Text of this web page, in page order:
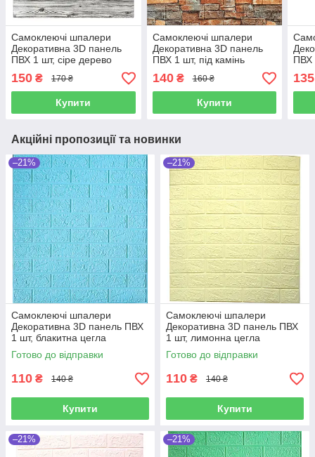
Самоклеючі шпалери
Декоративна 3D панель
ПВХ 1 шт, сіре дерево
(зебра)
150 ₴ 170 ₴
Купити
Самоклеючі шпалери
Декоративна 3D панель
ПВХ 1 шт, під камінь
Червоний піщаник
140₴ 160 ₴
Купити
ПВХ
135
Акційні пропозиції та новинки
–21%
Самоклеючі шпалери
Декоративна 3D панель ПВХ
1 шт, блакитна цегла
700х770х4мм
Готово до відправки
110 ₴ 140 ₴
Купити
–21%
Самоклеючі шпалери
Декоративна 3D панель ПВХ
1 шт, лимонна цегла
700х770х4мм
Готово до відправки
110 ₴ 140 ₴
Купити
–21% –21%